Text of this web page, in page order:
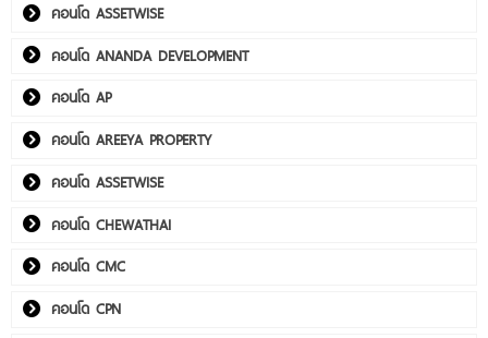
คอนโด ASSETWISE
คอนโด ANANDA DEVELOPMENT
คอนโด AP
คอนโด AREEYA PROPERTY
คอนโด ASSETWISE
คอนโด CHEWATHAI
คอนโด CMC
คอนโด CPN